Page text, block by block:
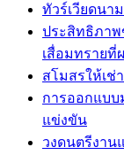
ทัวร์เวียดนา
ประสิทธิภาพ
เสื่อมทรายที่
สโมสรให้เช่
การออกแบบ
แข่งขัน
วงดนตรีงาน